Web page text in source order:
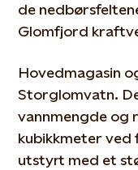
de
Glomfjord
Hovedmagasin
Storglomvatn.
vannmengde og
kubikkmeter ved
utstyrt med et